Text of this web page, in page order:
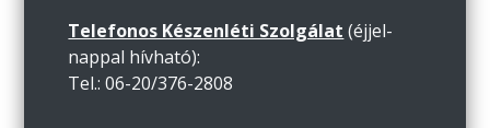
Telefonos Készenléti Szolgálat (éjjel-
nappal hívható):
Tel.: 06-20/376-2808